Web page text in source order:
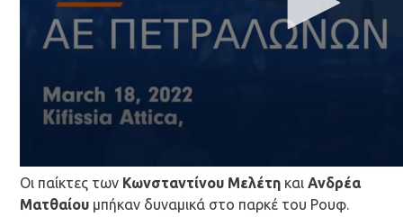
Οι παίκτες των Κωνσταντίνου Μελέτη καιΑνδρέα
Ματθαίου μπήκαν δυναμικά στο παρκέ του Ρουφ.